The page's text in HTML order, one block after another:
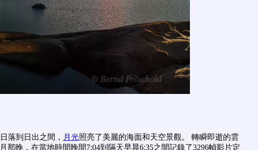
落到日出之間， 月光照亮了美麗的海面和天空景觀。 轉瞬即逝的雲
晚，在當地時間晚間7:04到隔天早晨6:35之間記錄了3296幀影片定